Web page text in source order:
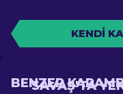
KENDI
SAVAŞ'TA
BENZER